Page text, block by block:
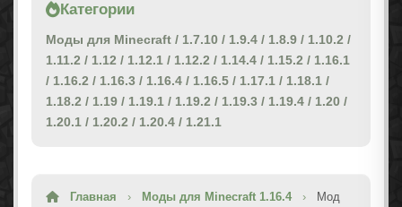
Категории
Моды для Minecraft / 1.7.10 / 1.9.4 / 1.8.9 / 1.10.2 /
1.11.2 / 1.12 / 1.12.1 / 1.12.2 / 1.14.4 / 1.15.2 / 1.16.1
/ 1.16.2 / 1.16.3 / 1.16.4 / 1.16.5 / 1.17.1 / 1.18.1 /
1.18.2 / 1.19 / 1.19.1 / 1.19.2 / 1.19.3 / 1.19.4 / 1.20 /
1.20.1 / 1.20.2 / 1.20.4 / 1.21.1
Главная › Моды для Minecraft 1.16.4 ›
Мод